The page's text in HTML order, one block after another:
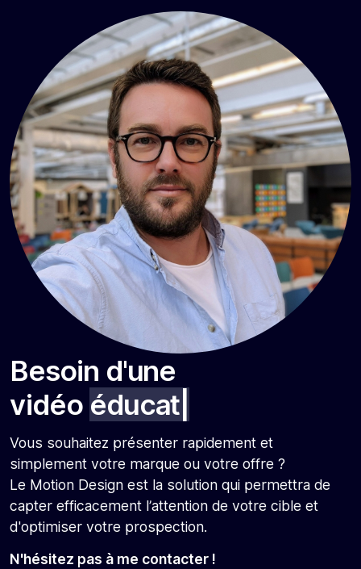
Besoin d'une
vidéo éducative
Vous souhaitez présenter rapidement et
simplement votre marque ou votre offre ?
Le Motion Design est la solution qui permettra de
capter efficacement l’attention de votre cible et
d'optimiser votre prospection.
N'hésitez pas à me contacter !